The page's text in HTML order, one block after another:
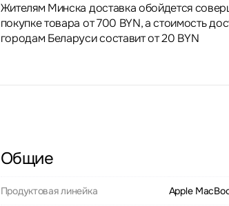
Жителям Минска доставка обойдется
покупке товара от 700 BYN, а стоимость
городам Беларуси составит от 20 BYN
Общие
Продуктовая линейка Apple